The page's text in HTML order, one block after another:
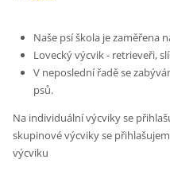
Naše psí škola je zaměřena
Lovecký výcvik - retrieveři,
V neposlední řadě se
psů.
Na individuální výcviky se
skupinové výcviky se
výcviku